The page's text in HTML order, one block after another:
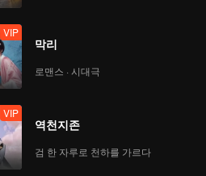
VIP
막리
로맨스 · 시대극
VIP
역천지존
검 한 자루로 천하를 가르다